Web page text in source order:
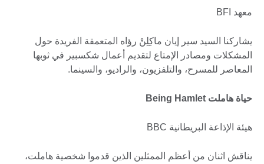
معهد BFI
يشاركنا السيد سير إيان ماكِلِنْ رؤاه المتعمقة الفريدة حول
المشكلات ومصادر الإمتاع لتقديم أعمال شكسبير في ثوبها
المعاصر للمسرح، والتلفزيون، والراديو، والسينما.
حياة هاملت Being Hamlet
هيئة الإذاعة البريطانية BBC
يناقش اثنان من أعظم الممثلين الذين قدموا شخصية هاملت،